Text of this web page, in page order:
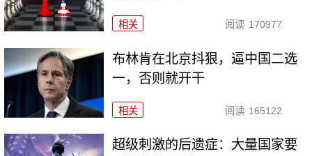
相关 阅读 170977
布林肯在北京抖狠，逼中国二选
一，否则就开干
相关 阅读 165122
超级刺激的后遗症：大量国家要